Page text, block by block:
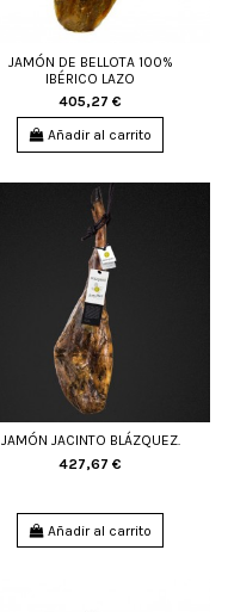
JAMÓN DE BELLOTA 100%
IBÉRICO LAZO
405,27 €
Añadir al carrito
JAMÓN JACINTO BLÁZQUEZ.
427,67 €
Añadir al carrito